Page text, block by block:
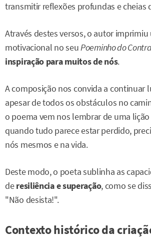
transmitir reflexões profundas e cheias
Através destes versos, o autor imprimiu
motivacional no seuPoeminho do Contra
inspiração para muitos de nós.
A composição nos convida a continuar
apesar de todos os obstáculos no
o poema vem nos lembrar de uma
quando tudo parece estar perdido,
nós mesmos e na vida.
Deste modo, o poeta sublinha as
deresiliência e superação, como se
"Não desista!".
Contexto histórico da